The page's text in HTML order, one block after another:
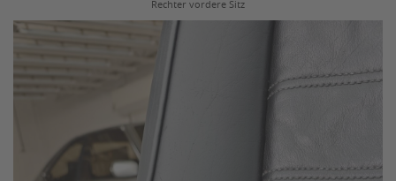
Rechter vordere Sitz